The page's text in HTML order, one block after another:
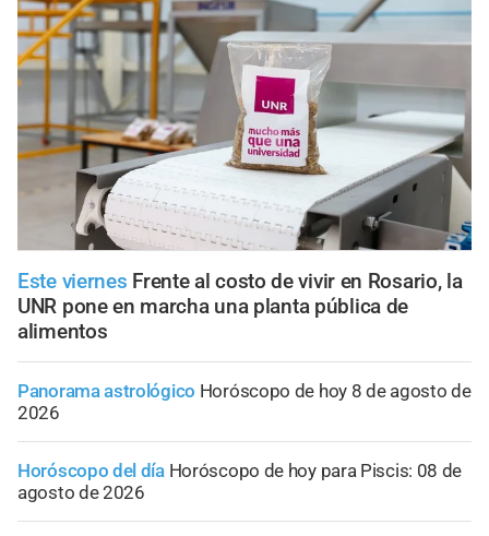
Este viernes Frente al costo de vivir en Rosario, la
UNR pone en marcha una planta pública de
alimentos
Panorama astrológico Horóscopo de hoy 8 de agosto de
2026
Horóscopo del día Horóscopo de hoy para Piscis: 08 de
agosto de 2026